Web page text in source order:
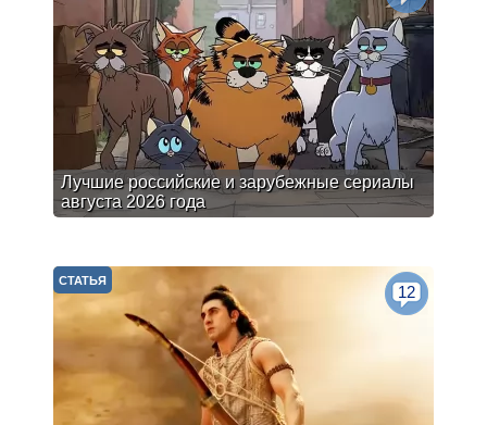
Лучшие российские и зарубежные сериалы
августа 2026 года
СТАТЬЯ
12